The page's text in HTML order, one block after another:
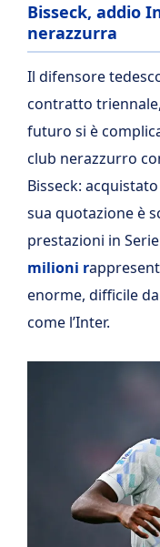
Bisseck, addio
nerazzurra
Il difensore
contratto
futuro si è
club nerazzurro
Bisseck:
sua quotazione è
prestazioni in
milioni r
enorme, difficile
come l’Inter.